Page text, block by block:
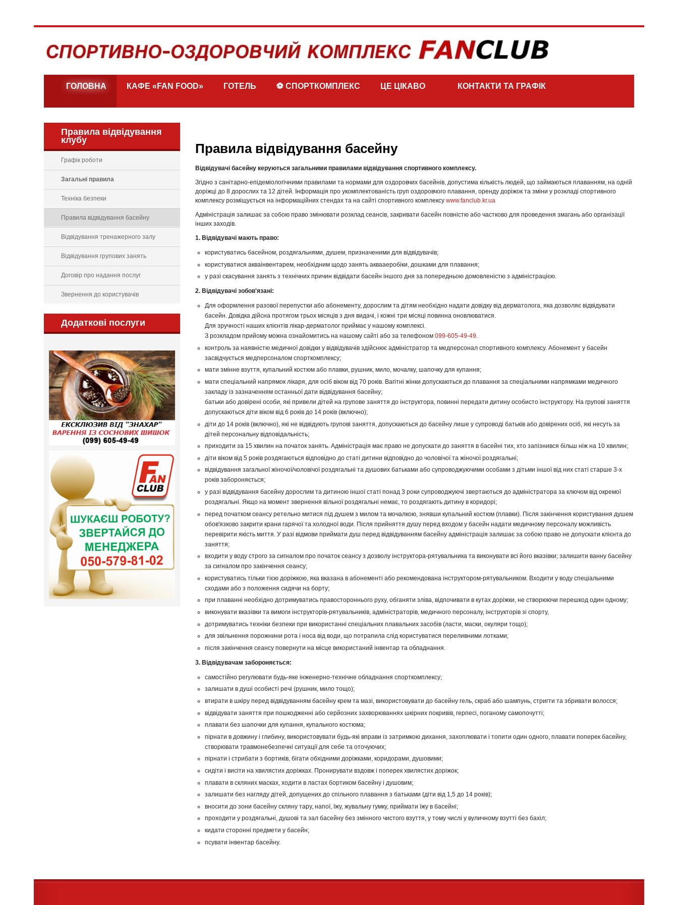
ГОЛОВНА КАФЕ «FAN FOOD» ГОТЕЛЬ ⚽ СПОРТКОМПЛЕКС ЦЕ ЦІКАВО КОНТАКТИ ТА ГРАФІК
Правила відвідування басейну
Відвідувачі басейну керуються загальними правилами відвідування спортивного комплексу.
Згідно з санітарно-епідеміологічними правилами та нормами для оздоровчих басейнів, допустима кількість людей, що займаються плаванням, на одній
доріжці до 8 дорослих та 12 дітей. Інформація про укомплектованість груп оздоровчого плавання, оренду доріжок та зміни у розкладі спортивного
комплексу розміщується на інформаційних стендах та на сайті спортивного комплексу www.fanclub.kr.ua
Адміністрація залишає за собою право змінювати розклад сеансів, закривати басейн повністю або частково для проведення змагань або організації
інших заходів.
1. Відвідувачі мають право:
користуватись басейном, роздягальнями, душем, призначеними для відвідувачів;
користуватися акваінвентарем, необхідним щодо занять аквааеробіки, дошками для плавання;
у разі скасування занять з технічних причин відвідати басейн іншого дня за попередньою домовленістю з адміністрацією.
2. Відвідувачі зобов'язані:
Для оформлення разової перепустки або абонементу, дорослим та дітям необхідно надати довідку від дерматолога, яка дозволяє відвідувати
басейн. Довідка дійсна протягом трьох місяців з дня видачі, і кожні три місяці повинна оновлюватися.
Для зручності наших клієнтів лікар-дерматолог приймає у нашому комплексі.
З розкладом прийому можна ознайомитись на нашому сайті або за телефоном099-605-49-49.
контроль за наявністю медичної довідки у відвідувачів здійснює адміністратор та медперсонал спортивного комплексу. Абонемент у басейн
засвідчується медперсоналом спорткомплексу;
мати змінне взуття, купальний костюм або плавки, рушник, мило, мочалку, шапочку для купання;
мати спеціальний напрямок лікаря, для осіб віком від 70 років. Вагітні жінки допускаються до плавання за спеціальними напрямками медичного
закладу із зазначенням останньої дати відвідування басейну;
батьки або довірені особи, які привели дітей на групове заняття до інструктора, повинні передати дитину особисто інструктору. На групові заняття
допускаються діти віком від 6 років до 14 років (включно);
діти до 14 років (включно), які не відвідують групові заняття, допускаються до басейну лише у супроводі батьків або довірених осіб, які несуть за
дітей персональну відповідальність;
приходити за 15 хвилин на початок занять. Адміністрація має право не допускати до заняття в басейні тих, хто запізнився більш ніж на 10 хвилин;
діти віком від 5 років роздягаються відповідно до статі дитини відповідно до чоловічої та жіночої роздягальні;
відвідування загальної жіночої/чоловічої роздягальні та душових батьками або супроводжуючими особами з дітьми іншої від них статі старше 3-х
років забороняється;
у разі відвідування басейну дорослим та дитиною іншої статі понад 3 роки супроводжуючі звертаються до адміністратора за ключом від окремої
роздягальні. Якщо на момент звернення вільної роздягальні немає, то роздягають дитину в коридорі;
перед початком сеансу ретельно митися під душем з милом та мочалкою, знявши купальний костюм (плавки). Після закінчення користування душем
обов'язково закрити крани гарячої та холодної води. Після прийняття душу перед входом у басейн надати медичному персоналу можливість
перевірити якість миття. У разі відмови приймати душ перед відвідуванням басейну адміністрація залишає за собою право не допускати клієнта до
заняття;
входити у воду строго за сигналом про початок сеансу з дозволу інструктора-рятувальника та виконувати всі його вказівки; залишити ванну басейну
за сигналом про закінчення сеансу;
користуватись тільки тією доріжкою, яка вказана в абонементі або рекомендована інструктором-рятувальником. Входити у воду спеціальними
сходами або з положення сидячи на борту;
при плаванні необхідно дотримуватись правостороннього руху, обганяти зліва, відпочивати в кутах доріжки, не створюючи перешкод один одному;
виконувати вказівки та вимоги інструкторів-рятувальників, адміністраторів, медичного персоналу, інструкторів зі спорту,
дотримуватись техніки безпеки при використанні спеціальних плавальних засобів (ласти, маски, окуляри тощо);
для звільнення порожнини рота і носа від води, що потрапила слід користуватися переливними лотками;
після закінчення сеансу повернути на місце використаний інвентар та обладнання.
3. Відвідувачам забороняється:
самостійно регулювати будь-яке інженерно-технічне обладнання спорткомплексу;
залишати в душі особисті речі (рушник, мило тощо);
втирати в шкіру перед відвідуванням басейну крем та мазі, використовувати до басейну гель, скраб або шампунь, стригти та збривати волосся;
відвідувати заняття при пошкодженні або серйозних захворюваннях шкірних покривів, герпесі, поганому самопочутті;
плавати без шапочки для купання, купального костюма;
пірнати в довжину і глибину, використовувати будь-які вправи із затримкою дихання, захоплювати і топити один одного, плавати поперек басейну,
створювати травмонебезпечні ситуації для себе та оточуючих;
пірнати і стрибати з бортиків, бігати обхідними доріжками, коридорами, душовими;
сидіти і висіти на хвилястих доріжках. Пронирувати вздовж і поперек хвилястих доріжок;
плавати в скляних масках, ходити в ластах бортиком басейну і душовим;
залишати без нагляду дітей, допущених до спільного плавання з батьками (діти від 1,5 до 14 років);
вносити до зони басейну скляну тару, напої, їжу, жувальну гумку, приймати їжу в басейні;
проходити у роздягальні, душові та зал басейну без змінного чистого взуття, у тому числі у вуличному взутті без бахіл;
кидати сторонні предмети у басейн;
псувати інвентар басейну.
Правила відвідування
клубу
Графік роботи
Загальні правила
Техніка безпеки
Правила відвідування басейну
Відвідування тренажерного залу
Відвідування групових занять
Договір про надання послуг
Звернення до користувачів
Додаткові послуги